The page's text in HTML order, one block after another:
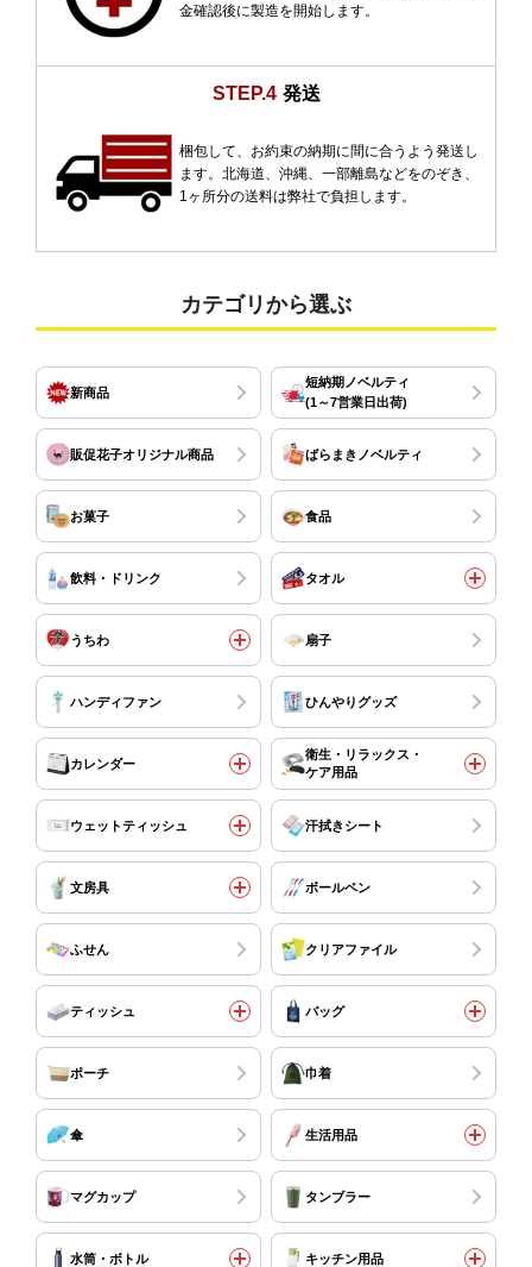
金確認後に製造を開始します。
STEP.4 発送
梱包して、お約束の納期に間に合うよう発送し
ます。北海道、沖縄、一部離島などをのぞき、
1ヶ所分の送料は弊社で負担します。
カテゴリから選ぶ
新商品
短納期ノベルティ
(1～7営業日出荷)
販促花子オリジナル商品 ばらまきノベルティ
お菓子 食品
飲料・ドリンク タオル
うちわ 扇子
ハンディファン ひんやりグッズ
カレンダー
衛生・リラックス・
ケア用品
ウェットティッシュ 汗拭きシート
文房具 ボールペン
ふせん クリアファイル
ティッシュ バッグ
ポーチ 巾着
傘 生活用品
マグカップ タンブラー
水筒・ボトル キッチン用品